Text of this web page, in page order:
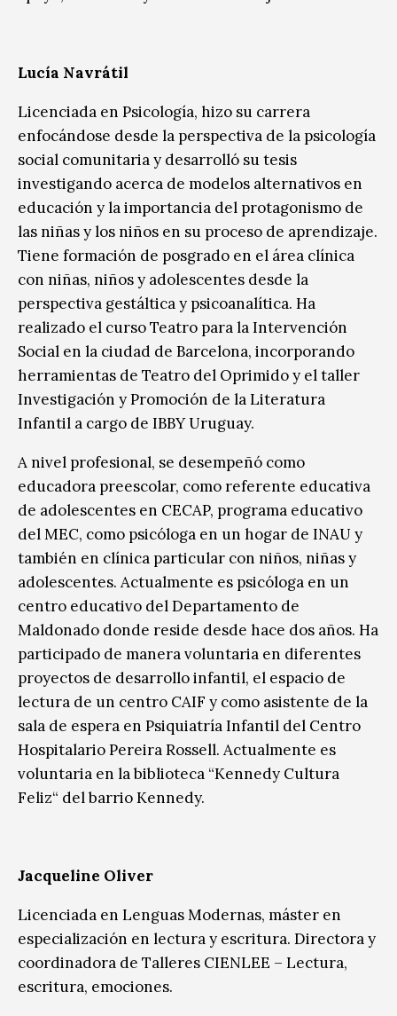
Lucía Navrátil
Licenciada en Psicología, hizo su carrera
enfocándose desde la perspectiva de la psicología
social comunitaria y desarrolló su tesis
investigando acerca de modelos alternativos en
educación y la importancia del protagonismo de
las niñas y los niños en su proceso de aprendizaje.
Tiene formación de posgrado en el área clínica
con niñas, niños y adolescentes desde la
perspectiva gestáltica y psicoanalítica. Ha
realizado el curso Teatro para la Intervención
Social en la ciudad de Barcelona, incorporando
herramientas de Teatro del Oprimido y el taller
Investigación y Promoción de la Literatura
Infantil a cargo de IBBY Uruguay.
A nivel profesional, se desempeñó como
educadora preescolar, como referente educativa
de adolescentes en CECAP, programa educativo
del MEC, como psicóloga en un hogar de INAU y
también en clínica particular con niños, niñas y
adolescentes. Actualmente es psicóloga en un
centro educativo del Departamento de
Maldonado donde reside desde hace dos años. Ha
participado de manera voluntaria en diferentes
proyectos de desarrollo infantil, el espacio de
lectura de un centro CAIF y como asistente de la
sala de espera en Psiquiatría Infantil del Centro
Hospitalario Pereira Rossell. Actualmente es
voluntaria en la biblioteca “Kennedy Cultura
Feliz“ del barrio Kennedy.
Jacqueline Oliver
Licenciada en Lenguas Modernas, máster en
especialización en lectura y escritura. Directora y
coordinadora de Talleres CIENLEE – Lectura,
escritura, emociones.